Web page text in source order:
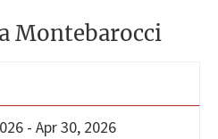
Montebarocci
- Apr 30, 2026